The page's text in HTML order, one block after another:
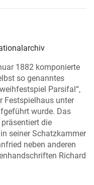
1882 komponierte
so genanntes
Parsifal“,
Festspielhaus unter
wurde. Das
die
seiner Schatzkammer
neben anderen
Richard